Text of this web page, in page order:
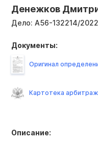
Денежков
Дело: А56-132214/2022
Описание:
Документы:
Оригинал
Картотека